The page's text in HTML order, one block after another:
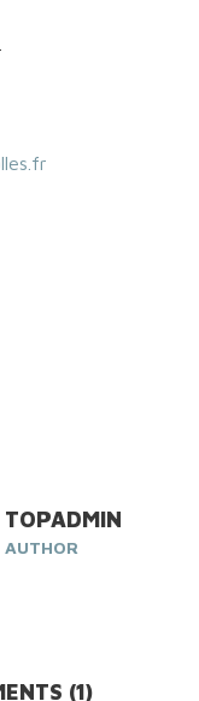
TOPADMIN
AUTHOR
(1)